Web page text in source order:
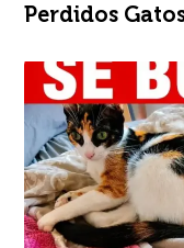
Perdidos